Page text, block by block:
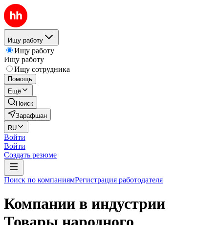
Ищу работу
Ищу работу
Ищу работу
Ищу сотрудника
Помощь
Ещё
Поиск
Зарафшан
RU
Войти
Войти
Создать резюме
Поиск по компаниямРегистрация работодателя
Компании в индустрии